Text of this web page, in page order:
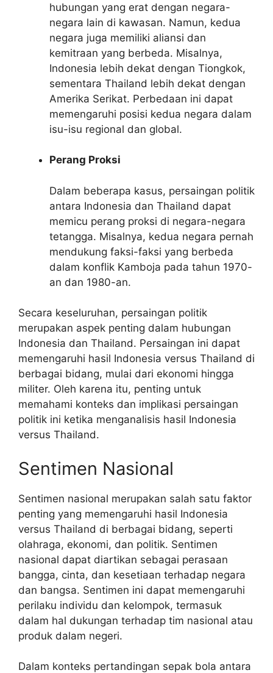
hubungan yang erat dengan negara-
negara lain di kawasan. Namun, kedua
negara juga memiliki aliansi dan
kemitraan yang berbeda. Misalnya,
Indonesia lebih dekat dengan Tiongkok,
sementara Thailand lebih dekat dengan
Amerika Serikat. Perbedaan ini dapat
memengaruhi posisi kedua negara dalam
isu-isu regional dan global.
Perang Proksi
Dalam beberapa kasus, persaingan politik
antara Indonesia dan Thailand dapat
memicu perang proksi di negara-negara
tetangga. Misalnya, kedua negara pernah
mendukung faksi-faksi yang berbeda
dalam konflik Kamboja pada tahun 1970-
an dan 1980-an.
Secara keseluruhan, persaingan politik
merupakan aspek penting dalam hubungan
Indonesia dan Thailand. Persaingan ini dapat
memengaruhi hasil Indonesia versus Thailand di
berbagai bidang, mulai dari ekonomi hingga
militer. Oleh karena itu, penting untuk
memahami konteks dan implikasi persaingan
politik ini ketika menganalisis hasil Indonesia
versus Thailand.
Sentimen Nasional
Sentimen nasional merupakan salah satu faktor
penting yang memengaruhi hasil Indonesia
versus Thailand di berbagai bidang, seperti
olahraga, ekonomi, dan politik. Sentimen
nasional dapat diartikan sebagai perasaan
bangga, cinta, dan kesetiaan terhadap negara
dan bangsa. Sentimen ini dapat memengaruhi
perilaku individu dan kelompok, termasuk
dalam hal dukungan terhadap tim nasional atau
produk dalam negeri.
Dalam konteks pertandingan sepak bola antara